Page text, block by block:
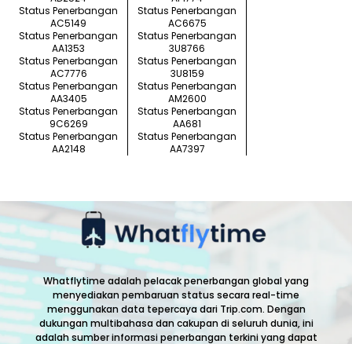
Status Penerbangan
AC5149
Status Penerbangan
AC6675
Status Penerbangan
AA1353
Status Penerbangan
3U8766
Status Penerbangan
AC7776
Status Penerbangan
3U8159
Status Penerbangan
AA3405
Status Penerbangan
AM2600
Status Penerbangan
9C6269
Status Penerbangan
AA681
Status Penerbangan
AA2148
Status Penerbangan
AA7397
Whatflytime adalah pelacak penerbangan global yang
menyediakan pembaruan status secara real-time
menggunakan data tepercaya dari Trip.com. Dengan
dukungan multibahasa dan cakupan di seluruh dunia, ini
adalah sumber informasi penerbangan terkini yang dapat